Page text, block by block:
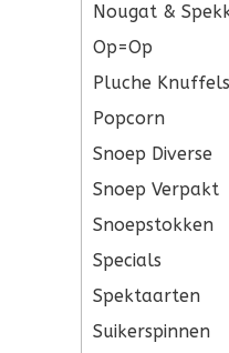
Nougat &
Op=Op
Pluche Knuffels
Popcorn
Snoep Diverse
Snoep Verpakt
Snoepstokken
Specials
Spektaarten
Suikerspinnen